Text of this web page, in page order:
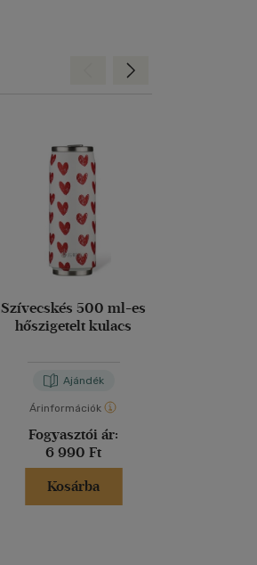
Szívecskés 500 ml-es
hőszigetelt kulacs
Ajándék
Árinformációk
Fogyasztói ár:
6 990 Ft
Kosárba
Előre